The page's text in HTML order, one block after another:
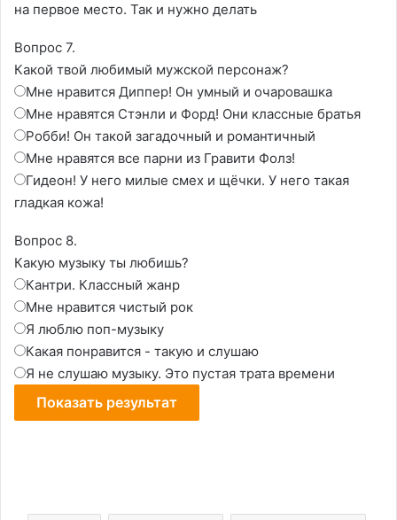
на первое место. Так и нужно делать
Вопрос 7.
Какой твой любимый мужской персонаж?
Мне нравится Диппер! Он умный и очаровашка
Мне нравятся Стэнли и Форд! Они классные братья
Робби! Он такой загадочный и романтичный
Мне нравятся все парни из Гравити Фолз!
Гидеон! У него милые смех и щёчки. У него такая
гладкая кожа!
Вопрос 8.
Какую музыку ты любишь?
Кантри. Классный жанр
Мне нравится чистый рок
Я люблю поп-музыку
Какая понравится - такую и слушаю
Я не слушаю музыку. Это пустая трата времени